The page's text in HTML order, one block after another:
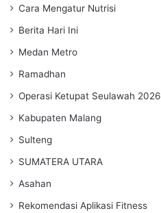
Cara Mengatur Nutrisi
Berita Hari Ini
Medan Metro
Ramadhan
Operasi Ketupat Seulawah 2026
Kabupaten Malang
Sulteng
SUMATERA UTARA
Asahan
Rekomendasi Aplikasi Fitness